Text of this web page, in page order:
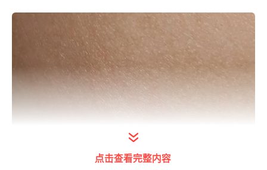
点击查看完整内容